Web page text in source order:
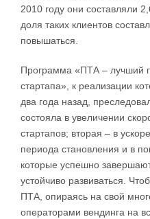
2010 году они составляли
доля таких клиентов
повышаться.
Программа «ПТА – лучший
стартапа», к реализации
два года назад,
состояла в увеличении
стартапов; вторая – в
периода становления и в
которые успешно
устойчиво развиваться.
ПТА, опираясь на свой
операторами вендинга на